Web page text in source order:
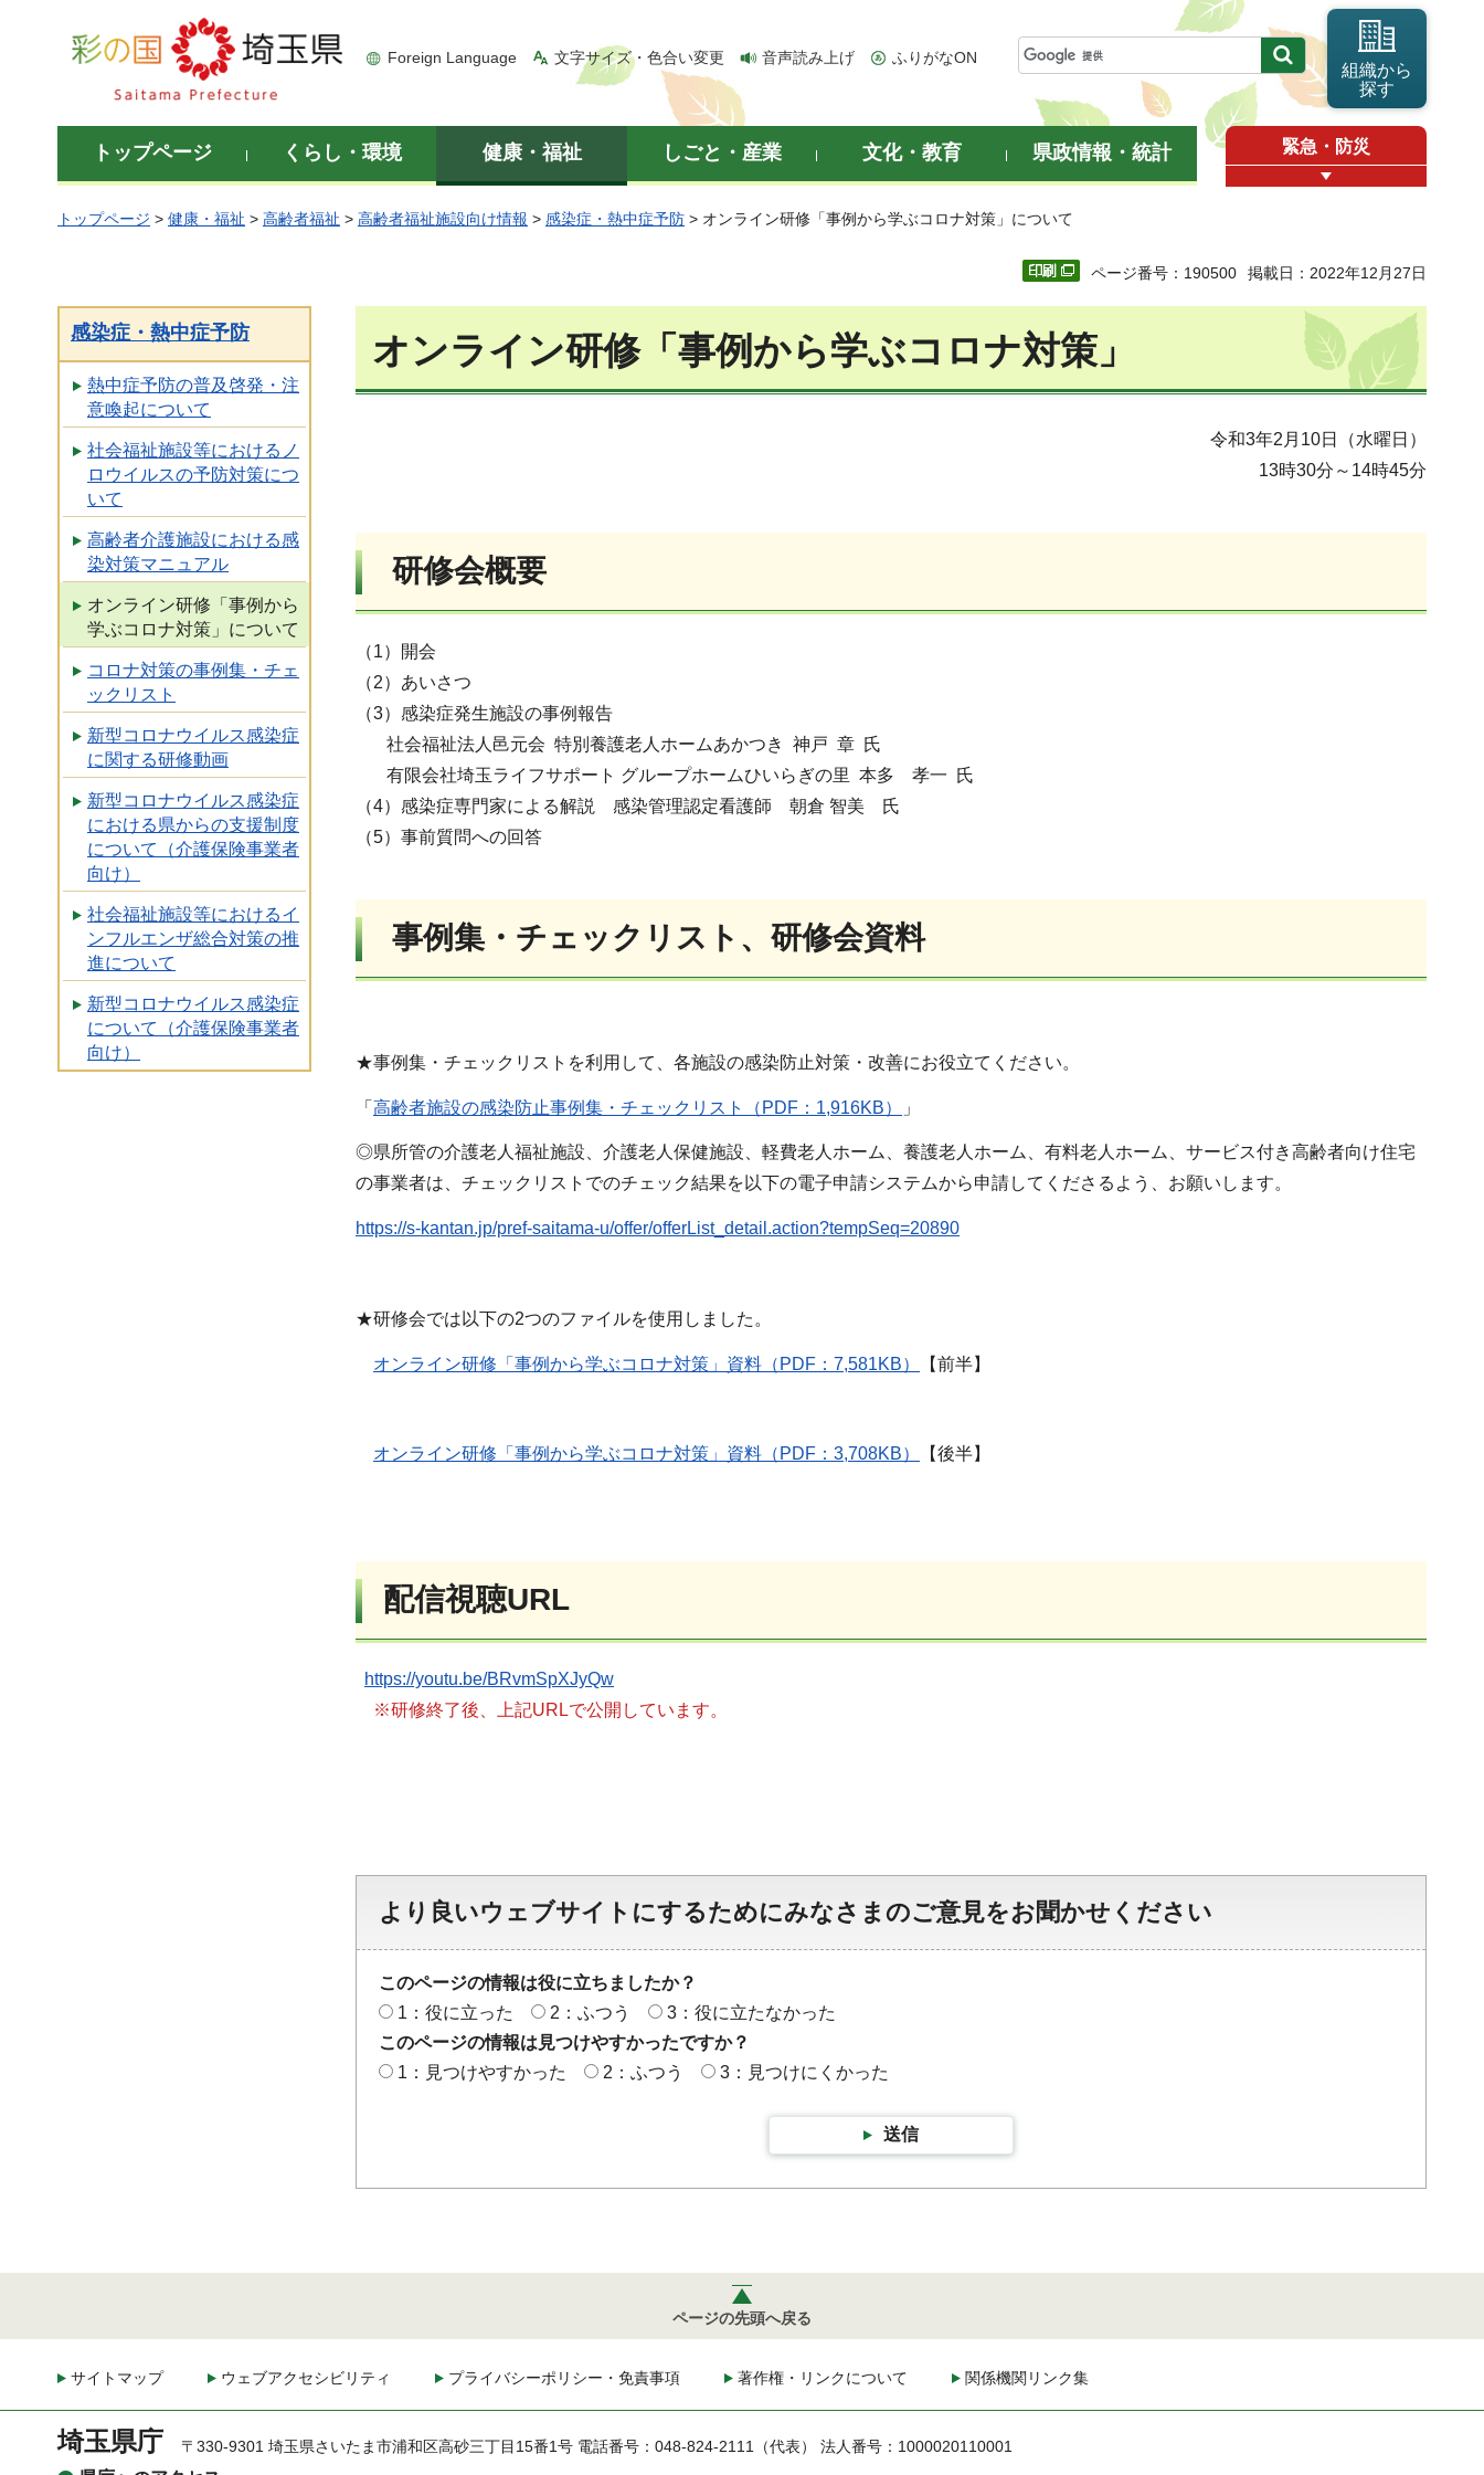
彩の国 埼玉県
Foreign Language 文字サイズ・色合い変更 音声読み上げ ふりがなON
組織から
探す
トップページ くらし・環境 健康・福祉 しごと・産業 文化・教育 県政情報・統計 緊急・防災
トップページ > 健康・福祉 > 高齢者福祉 > 高齢者福祉施設向け情報 > 感染症・熱中症予防 > オンライン研修「事例から学ぶコロナ対策」について
ページ番号：190500 掲載日：2022年12月27日
感染症・熱中症予防
熱中症予防の普及啓発・注
意喚起について
社会福祉施設等におけるノ
ロウイルスの予防対策につ
いて
高齢者介護施設における感
染対策マニュアル
オンライン研修「事例から
学ぶコロナ対策」について
コロナ対策の事例集・チェ
ックリスト
新型コロナウイルス感染症
に関する研修動画
新型コロナウイルス感染症
における県からの支援制度
について（介護保険事業者
向け）
社会福祉施設等におけるイ
ンフルエンザ総合対策の推
進について
新型コロナウイルス感染症
について（介護保険事業者
向け）
オンライン研修「事例から学ぶコロナ対策」
令和3年2月10日（水曜日）
13時30分～14時45分
研修会概要
（1）開会
（2）あいさつ
（3）感染症発生施設の事例報告
社会福祉法人邑元会 特別養護老人ホームあかつき 神戸 章 氏
有限会社埼玉ライフサポート グループホームひいらぎの里 本多 孝一 氏
（4）感染症専門家による解説 感染管理認定看護師 朝倉 智美 氏
（5）事前質問への回答
事例集・チェックリスト、研修会資料
★事例集・チェックリストを利用して、各施設の感染防止対策・改善にお役立てください。
「 高齢者施設の感染防止事例集・チェックリスト（PDF：1,916KB） 」
◎県所管の介護老人福祉施設、介護老人保健施設、軽費老人ホーム、養護老人ホーム、有料老人ホーム、サービス付き高齢者向け住宅
の事業者は、チェックリストでのチェック結果を以下の電子申請システムから申請してくださるよう、お願いします。
https://s-kantan.jp/pref-saitama-u/offer/offerList_detail.action?tempSeq=20890
★研修会では以下の2つのファイルを使用しました。
オンライン研修「事例から学ぶコロナ対策」資料（PDF：7,581KB） 【前半】
オンライン研修「事例から学ぶコロナ対策」資料（PDF：3,708KB） 【後半】
配信視聴URL
https://youtu.be/BRvmSpXJyQw
※研修終了後、上記URLで公開しています。
より良いウェブサイトにするためにみなさまのご意見をお聞かせください
このページの情報は役に立ちましたか？
1：役に立った
2：ふつう
3：役に立たなかった
このページの情報は見つけやすかったですか？
1：見つけやすかった
2：ふつう 3：見つけにくかった
送信
ページの先頭へ戻る
サイトマップ ウェブアクセシビリティ プライバシーポリシー・免責事項 著作権・リンクについて 関係機関リンク集
埼玉県庁 〒330-9301 埼玉県さいたま市浦和区高砂三丁目15番1号 電話番号：048-824-2111（代表） 法人番号：1000020110001